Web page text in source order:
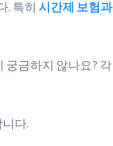
. 특히 시간제 보험과
궁금하지 않나요? 각
다.